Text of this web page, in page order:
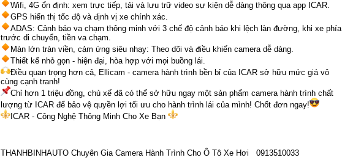
Wifi, 4G ổn định: xem trực tiếp, tải và lưu trữ video sự kiện dễ dàng thông qua app ICAR.
GPS hiển thị tốc độ và định vị xe chính xác.
ADAS: Cảnh báo va chạm thông minh với 3 chế độ cảnh báo khi lệch làn đường, khi xe phía
trước di chuyển, tiền va chạm.
Màn lớn tràn viền, cảm ứng siêu nhạy: Theo dõi và điều khiển camera dễ dàng.
Thiết kế nhỏ gọn - hiện đại, hòa hợp với mọi buồng lái.
Điều quan trọng hơn cả, Ellicam - camera hành trình bền bỉ của ICAR sở hữu mức giá vô
cùng cạnh tranh!
Chỉ hơn 1 triệu đồng, chủ xế đã có thể sở hữu ngay một sản phẩm camera hành trình chất
lượng từ ICAR để bảo vệ quyền lợi tối ưu cho hành trình lái của mình! Chốt đơn ngay!
ICAR - Công Nghệ Thông Minh Cho Xe Bạn
THANHBINHAUTO Chuyên Gia Camera Hành Trình Cho Ô Tô Xe Hơi 0913510033